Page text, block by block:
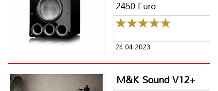
2450 Euro
24.04.2023
M&K Sound V12+